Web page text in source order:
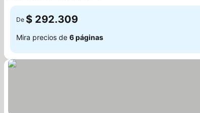
De $ 292.309
Mira precios de 6 páginas